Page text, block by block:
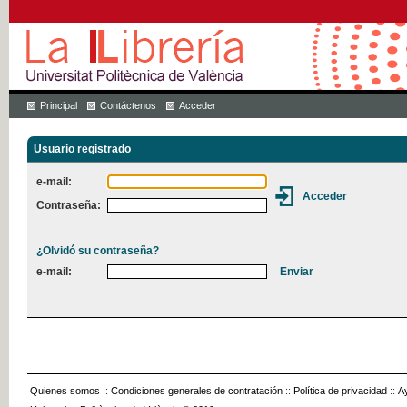
Principal Contáctenos Acceder
Usuario registrado
e-mail:
Contraseña:
¿Olvidó su contraseña?
e-mail:
Quienes somos :: Condiciones generales de contratación :: Política de privacidad ::